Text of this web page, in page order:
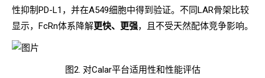
性抑制PD-L1，并在A549细胞中得到验证。不同LAR骨架比较
显示，FcRn体系降解更快、更强，且不受天然配体竞争影响。
图2. 对Calar平台适用性和性能评估